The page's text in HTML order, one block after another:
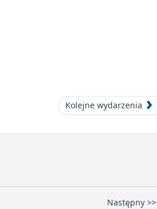
Kolejne wydarzenia
Następny >>